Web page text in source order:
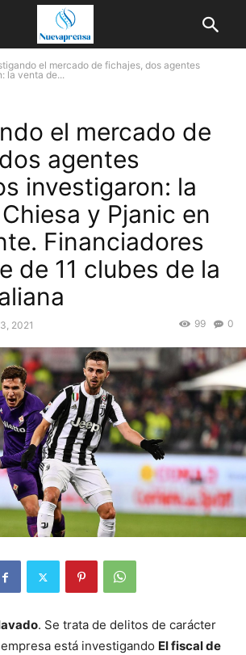
el mercado de fichajes, dos agentes
la venta de...
el mercado de
agentes
investigaron: la
y Pjanic en
Financiadores
de 11 clubes de la
2021 0
99
. Se trata de delitos de carácter
está investigando El fiscal de